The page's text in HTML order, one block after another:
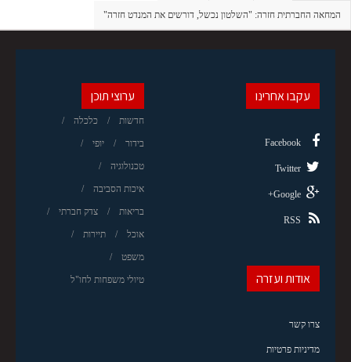
המחאה החברתית חזרה: "השלטון נכשל, דורשים את המנדט חזרה"
ערוצי תוכן
חדשות כלכלה
בידור יופי
טכנולוגיה
איכות הסביבה
בריאות צדק חברתי
אוכל תיירות
משפט
טיולי משפחות לחו"ל
עקבו אחרינו
Facebook
Twitter
Google+
RSS
אודות ועזרה
צרו קשר
מדיניות פרטיות